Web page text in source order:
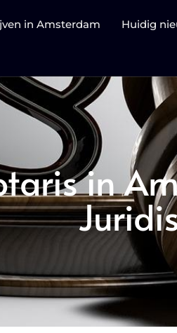
in Amsterdam Huidig
in